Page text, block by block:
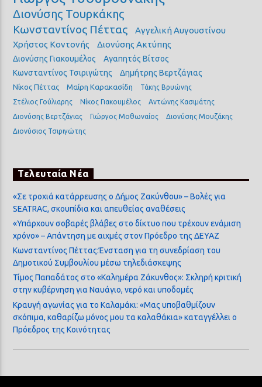
Διονύσης Τουρκάκης
Κωνσταντίνος Πέττας
Αγγελική Αυγουστίνου
Χρήστος Κοντονής
Διονύσης Ακτύπης
Διονύσης Γιακουμέλος
Αγαπητός Βίτσος
Κωνσταντίνος Τσιριγώτης
Δημήτρης Βερτζάγιας
Νίκος Πέττας Μαίρη Καρακασίδη
Τάκης Βρυώνης
Στέλιος Γούλιαρης
Νίκος Γιακουμέλος
Αντώνης Κασιμάτης
Διονύσης Βερτζάγιας
Γιώργος Μοθωναίος
Διονύσης Μουζάκης
Διονύσιος Τσιριγώτης
Τελευταία Νέα
«Σε τροχιά κατάρρευσης ο Δήμος Ζακύνθου» – Βολές για
SEATRAC, σκουπίδια και απευθείας αναθέσεις
«Υπάρχουν σοβαρές βλάβες στο δίκτυο που τρέχουν ενάμιση
χρόνο» – Απάντηση με αιχμές στον Πρόεδρο της ΔΕΥΑΖ
Κωνσταντίνος Πέττας:Ένσταση για τη συνεδρίαση του
Δημοτικού Συμβουλίου μέσω τηλεδιάσκεψης
Τίμος Παπαδάτος στο «Καλημέρα Ζάκυνθος»: Σκληρή κριτική
στην κυβέρνηση για Ναυάγιο, νερό και υποδομές
Κραυγή αγωνίας για το Καλαμάκι: «Μας υποβαθμίζουν
σκόπιμα, καθαρίζω μόνος μου τα καλαθάκια» καταγγέλλει ο
Πρόεδρος της Κοινότητας